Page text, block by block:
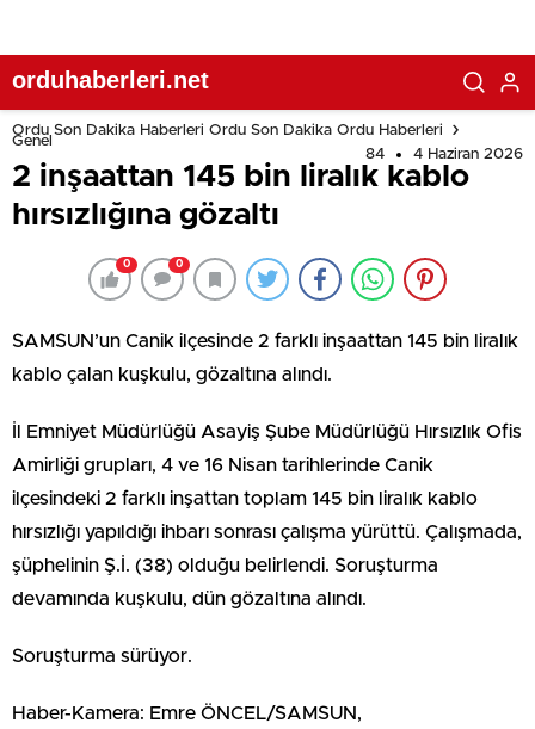
orduhaberleri.net
Ordu Son Dakika Haberleri Ordu Son Dakika Ordu Haberleri
Genel
84
4 Haziran 2026
2 inşaattan 145 bin liralık kablo
hırsızlığına gözaltı
0 0
SAMSUN’un Canik ilçesinde 2 farklı inşaattan 145 bin liralık
kablo çalan kuşkulu, gözaltına alındı.
İl Emniyet Müdürlüğü Asayiş Şube Müdürlüğü Hırsızlık Ofis
Amirliği grupları, 4 ve 16 Nisan tarihlerinde Canik
ilçesindeki 2 farklı inşattan toplam 145 bin liralık kablo
hırsızlığı yapıldığı ihbarı sonrası çalışma yürüttü. Çalışmada,
şüphelinin Ş.İ. (38) olduğu belirlendi. Soruşturma
devamında kuşkulu, dün gözaltına alındı.
Soruşturma sürüyor.
Haber-Kamera: Emre ÖNCEL/SAMSUN,